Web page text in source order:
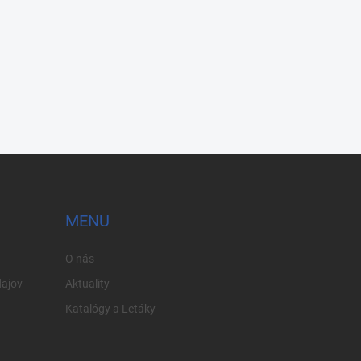
MENU
O nás
Aktuality
Katalógy a Letáky